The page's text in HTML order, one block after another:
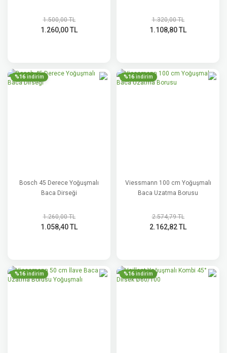
1.500,00 TL
1.260,00 TL
1.320,00 TL
1.108,80 TL
%16 indirim
Bosch 45 Derece Yoğuşmalı
Baca Dirseği
1.260,00 TL
1.058,40 TL
%16 indirim
Viessmann 100 cm Yoğuşmalı
Baca Uzatma Borusu
2.574,79 TL
2.162,82 TL
%16 indirim %16 indirim